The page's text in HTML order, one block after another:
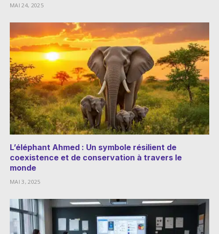
MAI 24, 2025
L’éléphant Ahmed : Un symbole résilient de
coexistence et de conservation à travers le
monde
MAI 3, 2025